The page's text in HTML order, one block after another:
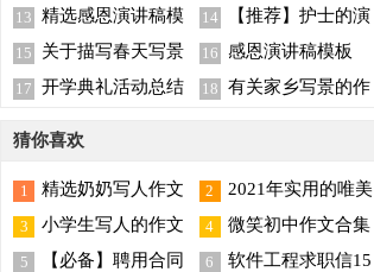
锦集六篇
13 精选感恩演讲稿模
板集锦七篇
14
【推荐】护士的演
讲稿锦集8篇
15
关于描写春天写景
的作文三篇
16 感恩演讲稿模板
17 开学典礼活动总结 18 有关家乡写景的作
猜你喜欢
1
精选奶奶写人作文
锦集10篇
2
2021年实用的唯美
新年祝福语集锦46条
3
小学生写人的作文
(15篇)
4
微笑初中作文合集
15篇
5
【必备】聘用合同
6
软件工程求职信15